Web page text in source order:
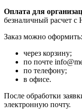
Оплата для
безналичный расчет
Заказ можно оформить:
через корзину;
по почте
по телефону;
в офисе.
После обработки
электронную почту.